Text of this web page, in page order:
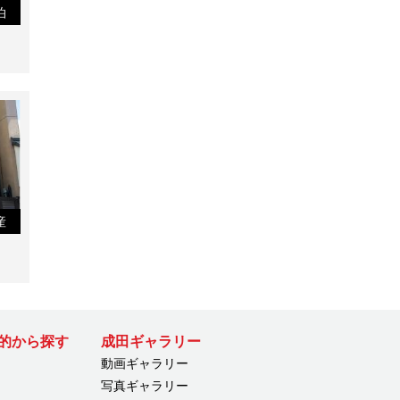
から探す 成田ギャラリー
動画ギャラリー
写真ギャラリー